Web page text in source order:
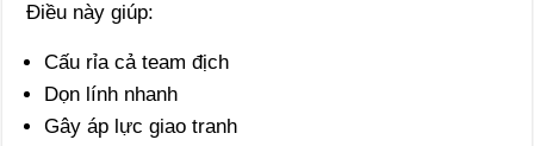
Điều này giúp:
Cấu rỉa cả team địch
Dọn lính nhanh
Gây áp lực giao tranh